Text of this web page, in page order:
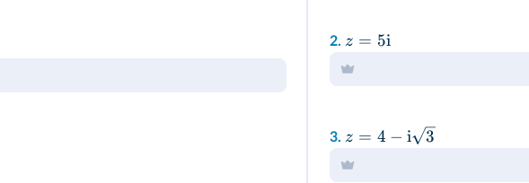
2. z = 5i
3. z = 4 − i 3